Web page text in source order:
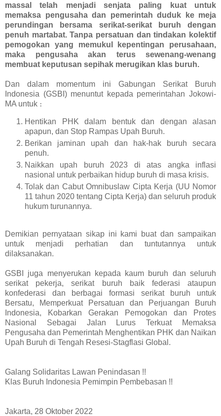
massal telah menjadi senjata paling kuat untuk
memaksa pengusaha dan pemerintah duduk ke meja
perundingan bersama serikat-serikat buruh dengan
penuh martabat. Tanpa persatuan dan tindakan kolektif
pemogokan yang memukul kepentingan perusahaan,
maka pengusaha akan terus sewenang-wenang
membuat keputusan sepihak merugikan klas buruh.
Dan dalam momentum ini Gabungan Serikat Buruh
Indonesia (GSBI) menuntut kepada pemerintahan Jokowi-
MA untuk ։
Hentikan PHK dalam bentuk dan dengan alasan
apapun, dan Stop Rampas Upah Buruh.
Berikan jaminan upah dan hak-hak buruh secara
penuh.
Naikkan upah buruh 2023 di atas angka inflasi
nasional untuk perbaikan hidup buruh di masa krisis.
Tolak dan Cabut Omnibuslaw Cipta Kerja (UU Nomor
11 tahun 2020 tentang Cipta Kerja) dan seluruh produk
hukum turunannya.
Demikian pernyataan sikap ini kami buat dan sampaikan
untuk menjadi perhatian dan tuntutannya untuk
dilaksanakan.
GSBI juga menyerukan kepada kaum buruh dan seluruh
serikat pekerja, serikat buruh baik federasi ataupun
konfederasi dan berbagai formasi serikat buruh untuk
Bersatu, Memperkuat Persatuan dan Perjuangan Buruh
Indonesia, Kobarkan Gerakan Pemogokan dan Protes
Nasional Sebagai Jalan Lurus Terkuat Memaksa
Pengusaha dan Pemerintah Menghentikan PHK dan Naikan
Upah Buruh di Tengah Resesi-Stagflasi Global.
Galang Solidaritas Lawan Penindasan !!
Klas Buruh Indonesia Pemimpin Pembebasan !!
Jakarta, 28 Oktober 2022